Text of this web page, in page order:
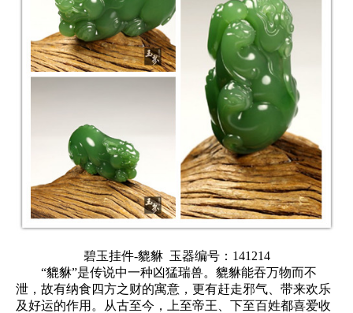
碧玉挂件-貔貅 玉器编号：141214
“貔貅”是传说中一种凶猛瑞兽。貔貅能吞万物而不
泄，故有纳食四方之财的寓意，更有赶走邪气、带来欢乐
及好运的作用。从古至今，上至帝王、下至百姓都喜爱收